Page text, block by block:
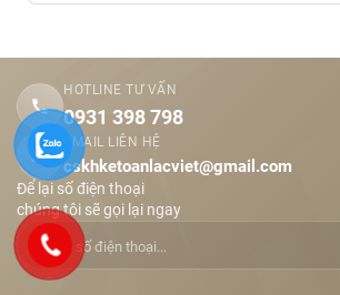
HOTLINE TƯ VẤN
0931 398 798
EMAIL LIÊN HỆ
cskhketoanlacviet@gmail.com
Để lại số điện thoại
chúng tôi sẽ gọi lại ngay